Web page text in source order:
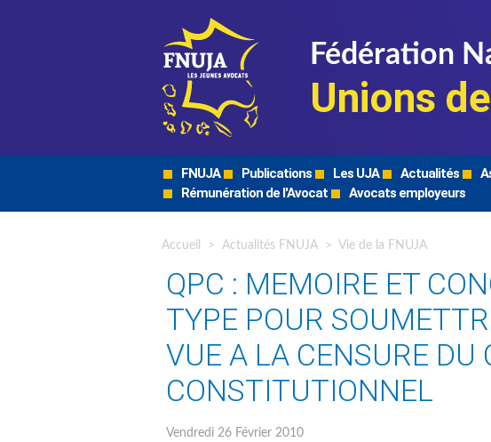
Fédération
Unions
FNUJA Publications Les UJA Actualités
Rémunération de l'Avocat
Avocats employeurs
Accueil > Actualités FNUJA > Vie de la FNUJA
QPC : MEMOIRE ET
TYPE POUR
VUE A LA CENSURE DU
CONSTITUTIONNEL
Vendredi 26 Février 2010